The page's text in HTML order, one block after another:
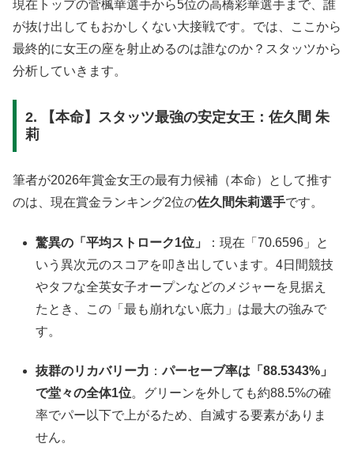
現在トップの菅楓華選手から5位の高橋彩華選手まで、誰
が抜け出してもおかしくない大接戦です。では、ここから
最終的に女王の座を射止めるのは誰なのか？スタッツから
分析していきます。
2. 【本命】スタッツ最強の安定女王：佐久間 朱
莉
筆者が2026年賞金女王の最有力候補（本命）として推す
のは、現在賞金ランキング2位の佐久間朱莉選手です。
驚異の「平均ストローク1位」
：現在「70.6596」と
いう異次元のスコアを叩き出しています。4日間競技
やタフな全英女子オープンなどのメジャーを見据え
たとき、この「最も崩れない底力」は最大の強みで
す。
抜群のリカバリー力 ：パーセーブ率は「88.5343%」
で堂々の全体1位。グリーンを外しても約88.5%の確
率でパー以下で上がるため、自滅する要素がありま
せん。